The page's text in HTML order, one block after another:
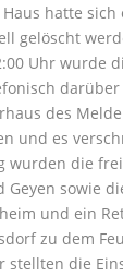
hatte
gelöscht
Uhr wurde
des
und es
wurden die
Geyen sowie
und ein
zu dem
stellten die